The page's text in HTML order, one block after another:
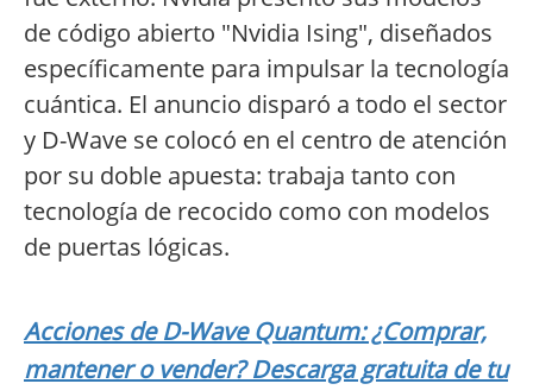
de código abierto "Nvidia Ising", diseñados
específicamente para impulsar la tecnología
cuántica. El anuncio disparó a todo el sector
y D-Wave se colocó en el centro de atención
por su doble apuesta: trabaja tanto con
tecnología de recocido como con modelos
de puertas lógicas.
Acciones de D-Wave Quantum: ¿Comprar,
mantener o vender? Descarga gratuita de tu